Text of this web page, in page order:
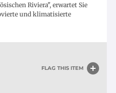
FLAG THIS ITEM
Riviera", erwartet Sie
und klimatisierte